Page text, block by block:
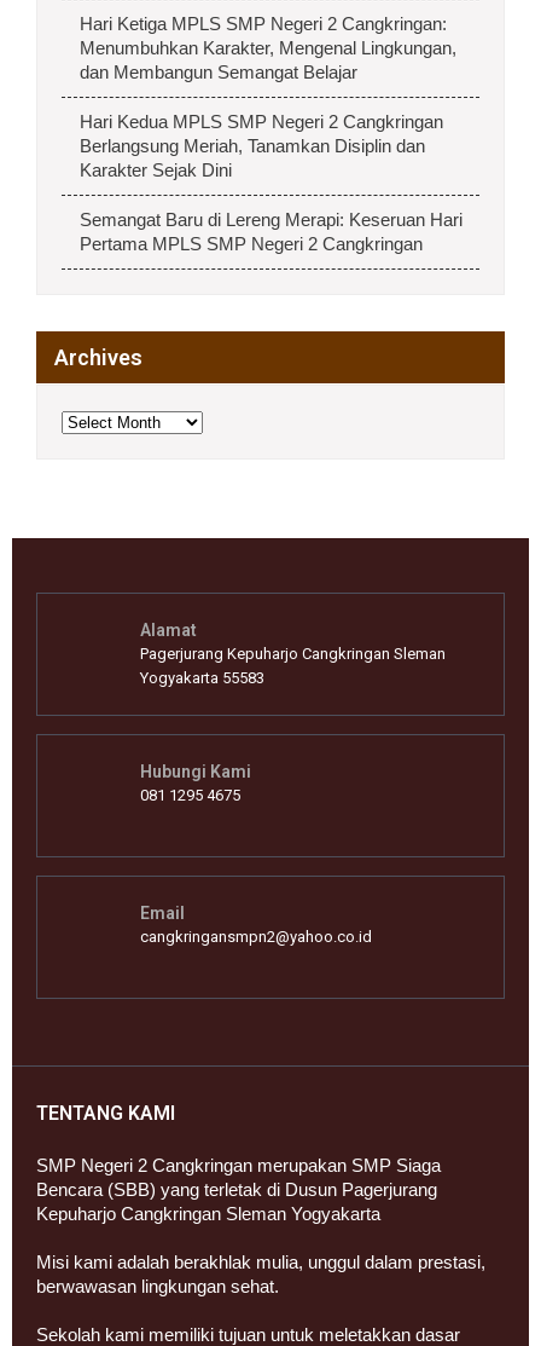
Hari Ketiga MPLS SMP Negeri 2 Cangkringan:
Menumbuhkan Karakter, Mengenal Lingkungan,
dan Membangun Semangat Belajar
Hari Kedua MPLS SMP Negeri 2 Cangkringan
Berlangsung Meriah, Tanamkan Disiplin dan
Karakter Sejak Dini
Semangat Baru di Lereng Merapi: Keseruan Hari
Pertama MPLS SMP Negeri 2 Cangkringan
Archives
Archives
Alamat
Pagerjurang Kepuharjo Cangkringan Sleman
Yogyakarta 55583
Hubungi Kami
081 1295 4675
Email
cangkringansmpn2@yahoo.co.id
TENTANG KAMI
SMP Negeri 2 Cangkringan merupakan SMP Siaga
Bencara (SBB) yang terletak di Dusun Pagerjurang
Kepuharjo Cangkringan Sleman Yogyakarta
Misi kami adalah berakhlak mulia, unggul dalam prestasi,
berwawasan lingkungan sehat.
Sekolah kami memiliki tujuan untuk meletakkan dasar